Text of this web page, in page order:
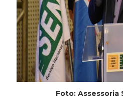
Foto: Assessoria